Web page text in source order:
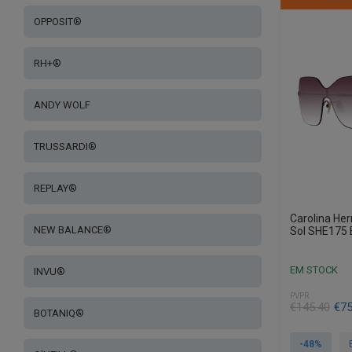
Carolina
Sol SHE175
EM STOCK
PVPR
€145.40
O
original
€
O
atual
-48%
OPPOSIT®
RH+®
ANDY WOLF
TRUSSARDI®
REPLAY®
NEW BALANCE®
INVU®
BOTANIQ®